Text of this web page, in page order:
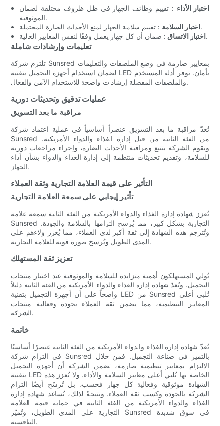
اختبار الأداء : تقييم وظائف الجهاز في ظل ظروف مختلفة لضمان
الموثوقية.
اختبار السلامة: تقييم سلامة الجهاز لمنع الأحداث الضارة المحتملة.
اختبار الاتساق: ضمان أن كل جهاز يعمل وفقًا لنفس المعايير العالية.
تعليمات وإرشادات شاملة
تلتزم شركة Sunsred بمعايير صارمة في وضع الملصقات والتعليمات
لضمان استخدام أجهزة التجميل بتقنية LED بأمان. توفر أدلة المستخدم
والملصقات المفصلة إرشادات واضحة للاستخدام الآمن والفعال.
عمليات تدقيق وتحديثات دورية
مراقبة ما بعد التسويق
تُعدّ مراقبة ما بعد التسويق عنصراً أساسياً في عملية اعتماد شركة
Sunsred من الفئة الثانية من قِبل إدارة الغذاء والدواء الأمريكية.
وتقوم الشركة بتتبع ومراقبة الأحداث الضارة، وإجراء مراجعات دورية
للسلامة، وتقديم تحديثات منتظمة إلى إدارة الغذاء والدواء بشأن أداء
الجهاز.
التأثير على قيمة العلامة التجارية وثقة العملاء
تأثير إيجابي على سمعة العلامة التجارية
تُعزز شهادة إدارة الغذاء والدواء الأمريكية من الفئة الثانية سمعة علامة
Sunsred التجارية بشكل كبير، مما يُرسخ التزامها بالسلامة والجودة.
وتُترجم هذه الشهادة إلى ثقة أكبر لدى العملاء، مما يُعزز ولاءهم على
المدى الطويل ويُرسخ صورة قوية للعلامة التجارية.
تعزيز ثقة المستهلك
يُولي المستهلكون أهمية متزايدة للسلامة والموثوقية عند اختيار منتجات
التجميل. وتُعدّ شهادة إدارة الغذاء والدواء الأمريكية من الفئة الثانية دليلاً
واضحاً على أن أجهزة التجميل بتقنية LED من Sunsred تُلبي أعلى
المعايير التنظيمية، مما يضمن ثقة العملاء بجودة وفعالية منتجات
الشركة.
خاتمة
تُعدّ شهادة إدارة الغذاء والدواء الأمريكية من الفئة الثانية عنصرًا أساسيًا
في التزام شركة Sunsred بالتميز في صناعة التجميل. فمن خلال
الالتزام بمعايير تنظيمية صارمة، تضمن الشركة أن أجهزة التجميل
بتقنية LED الخاصة بها تُلبي أعلى معايير السلامة والأداء. ولا تُعزز هذه
الشهادة موثوقية وفعالية كل جهاز فحسب، بل تُرسّخ أيضًا التزام
الشركة بالجودة وكسب ثقة العملاء. ونتيجةً لذلك، تُساعد شهادة إدارة
الغذاء والدواء الأمريكية من الفئة الثانية في حماية قيمة العلامة
التجارية على المدى الطويل، وتُميّز Sunsred في سوق شديدة
التنافسية.